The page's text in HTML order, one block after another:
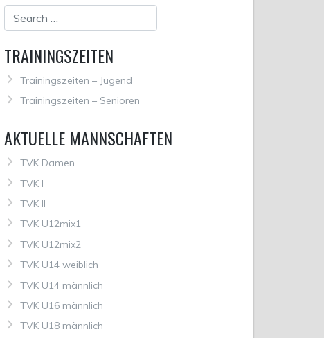
TRAININGSZEITEN
Trainingszeiten – Jugend
Trainingszeiten – Senioren
AKTUELLE MANNSCHAFTEN
TVK Damen
TVK I
TVK II
TVK U12mix1
TVK U12mix2
TVK U14 weiblich
TVK U14 männlich
TVK U16 männlich
TVK U18 männlich